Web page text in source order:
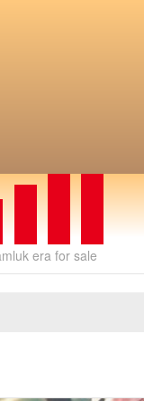
era for sale